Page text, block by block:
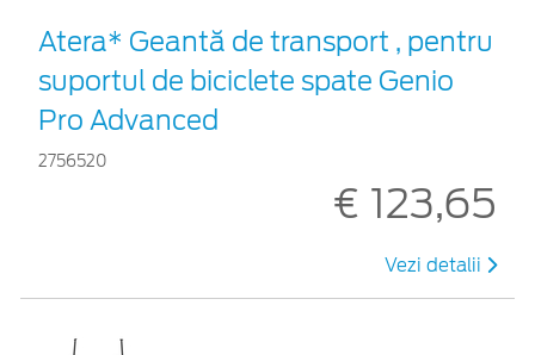
Atera* Geantă de transport , pentru
suportul de biciclete spate Genio
Pro Advanced
2756520
€ 123,65
Vezi detalii